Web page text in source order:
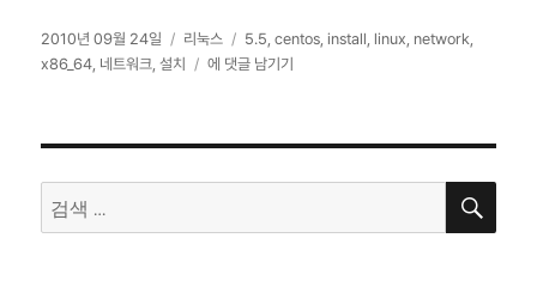
작
성
2010년 09월 24일
카
테
리눅스
태
그
5.5,centos,install, linux, network,
x86_64, 네트워크,설치
CentOS
크
치
에 댓글 남기기
검
색:
검